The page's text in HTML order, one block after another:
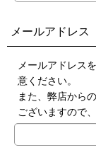
メールアドレス
メールアドレス
意ください。
また、弊店から
ございますので